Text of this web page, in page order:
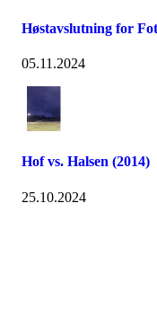
Høstavslutning for
05.11.2024
Hof vs. Halsen (2014)
25.10.2024